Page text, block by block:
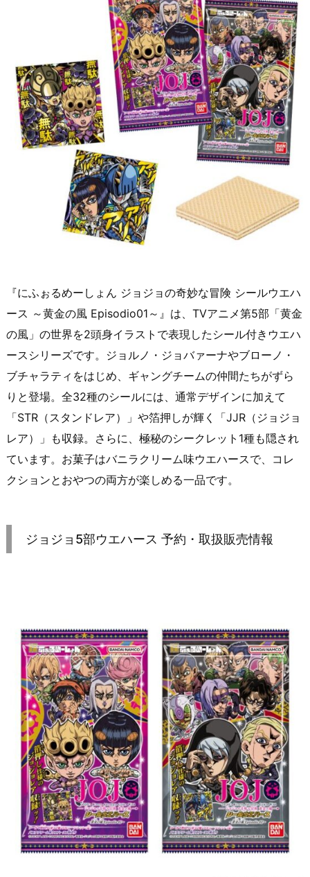
『にふぉるめーしょん ジョジョの奇妙な冒険 シールウエハ
ース ～黄金の風 Episodio01～』は、TVアニメ第5部「黄金
の風」の世界を2頭身イラストで表現したシール付きウエハ
ースシリーズです。ジョルノ・ジョバァーナやブローノ・
ブチャラティをはじめ、ギャングチームの仲間たちがずら
りと登場。全32種のシールには、通常デザインに加えて
「STR（スタンドレア）」や箔押しが輝く「JJR（ジョジョ
レア）」も収録。さらに、極秘のシークレット1種も隠され
ています。お菓子はバニラクリーム味ウエハースで、コレ
クションとおやつの両方が楽しめる一品です。
ジョジョ5部ウエハース 予約・取扱販売情報